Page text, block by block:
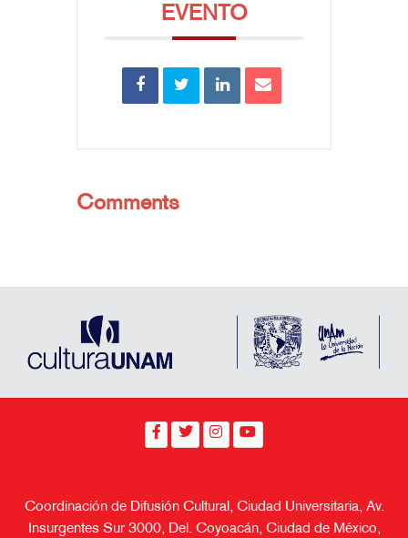
EVENTO
Comments
Coordinación de Difusión Cultural, Ciudad Universitaria, Av.
Insurgentes Sur 3000, Del. Coyoacán, Ciudad de México,